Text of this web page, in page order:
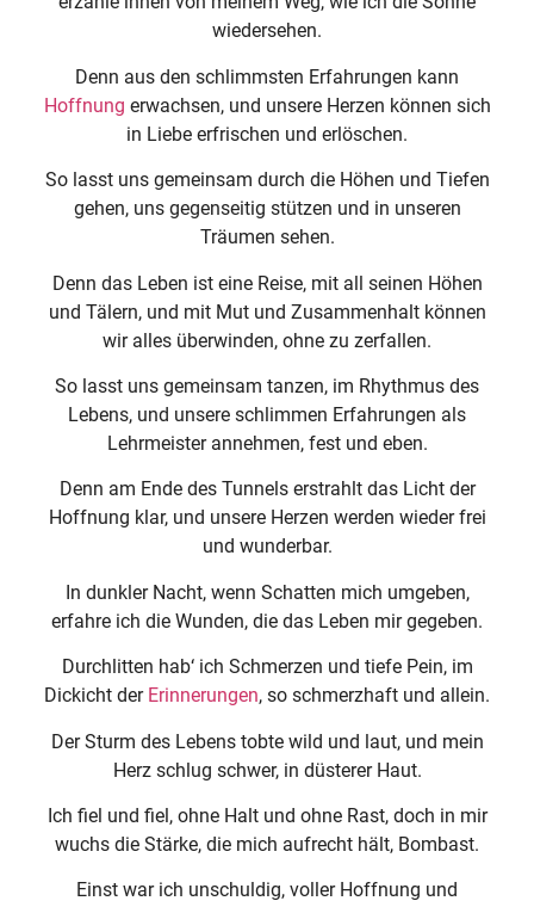
wiedersehen.
Denn aus den schlimmsten Erfahrungen kann
Hoffnung erwachsen, und unsere Herzen können sich
in Liebe erfrischen und erlöschen.
So lasst uns gemeinsam durch die Höhen und Tiefen
gehen, uns gegenseitig stützen und in unseren
Träumen sehen.
Denn das Leben ist eine Reise, mit all seinen Höhen
und Tälern, und mit Mut und Zusammenhalt können
wir alles überwinden, ohne zu zerfallen.
So lasst uns gemeinsam tanzen, im Rhythmus des
Lebens, und unsere schlimmen Erfahrungen als
Lehrmeister annehmen, fest und eben.
Denn am Ende des Tunnels erstrahlt das Licht der
Hoffnung klar, und unsere Herzen werden wieder frei
und wunderbar.
In dunkler Nacht, wenn Schatten mich umgeben,
erfahre ich die Wunden, die das Leben mir gegeben.
Durchlitten hab‘ ich Schmerzen und tiefe Pein, im
Dickicht der Erinnerungen, so schmerzhaft und allein.
Der Sturm des Lebens tobte wild und laut, und mein
Herz schlug schwer, in düsterer Haut.
Ich fiel und fiel, ohne Halt und ohne Rast, doch in mir
wuchs die Stärke, die mich aufrecht hält, Bombast.
Einst war ich unschuldig, voller Hoffnung und